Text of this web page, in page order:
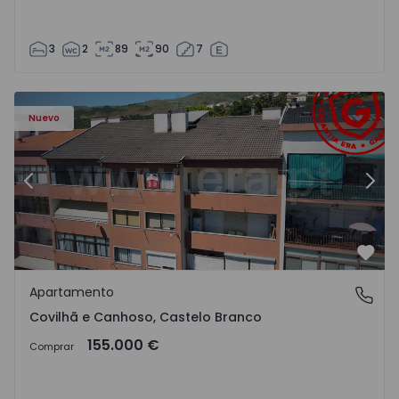
3 2 89 90 7
Nuevo
- 18
Apartamento T2 Covilhã, Covilhã e Canhoso - 1497806 -
Anterior
Covilhã e Canhoso, Castelo Branco
Apartamento
Covilhã e Canhoso, Castelo Branco
Comprar 155.000 €